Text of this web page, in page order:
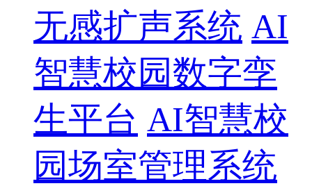
无感扩声系统 AI
智慧校园数字孪
生平台 AI智慧校
园场室管理系统